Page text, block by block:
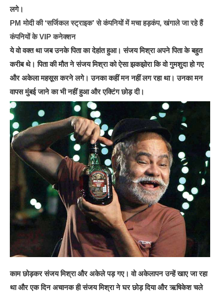
लगे।
PM मोदी की ‘सर्जिकल स्ट्राइक’ से कंपनियों में मचा हड़कंप, खंगाले जा रहे हैं
कंपनियों के VIP कनेक्शन
ये वो वक्त था जब उनके पिता का देहांत हुआ। संजय मिश्रा अपने पिता के बहुत
करीब थे। पिता की मौत ने संजय मिश्रा को ऐसा झकझोरा कि वो गुमशुदा हो गए
और अकेला महसूस करने लगे। उनका कहीं मन नहीं लग रहा था। उनका मन
वापस मुंबई जाने का भी नहीं हुआ और एक्टिंग छोड़ दी।
काम छोड़कर संजय मिश्रा और अकेले पड़ गए। वो अकेलापन उन्हें खाए जा रहा
था और एक दिन अचानक ही संजय मिश्रा ने घर छोड़ दिया और ऋषिकेश चले